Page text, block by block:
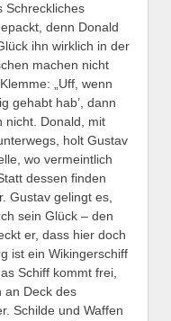
Schreckliches
denn Donald
ihn wirklich in der
machen nicht
„Uff, wenn
gehabt hab’, dann
nicht. Donald, mit
holt Gustav
wo vermeintlich
dessen finden
Gustav gelingt es,
sein Glück – den
er, dass hier doch
ist ein Wikingerschiff
Schiff kommt frei,
an Deck des
Schilde und Waffen